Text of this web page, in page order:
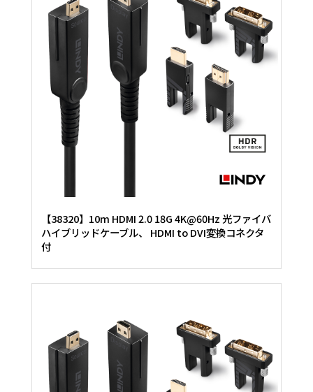
【38320】10m HDMI 2.0 18G 4K@60Hz 光ファイバ
ハイブリッドケーブル、 HDMI to DVI変換コネクタ
付